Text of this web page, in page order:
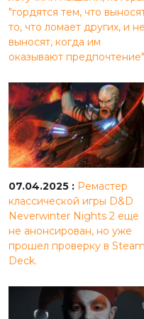
"гордятся тем, что
то, что ломает других, и не
выносят, когда им
оказывают
07.04.2025 : Ремастер
классической игры D&D
Neverwinter Nights 2 еще
не анонсирован, но уже
прошел проверку в Steam
Deck.